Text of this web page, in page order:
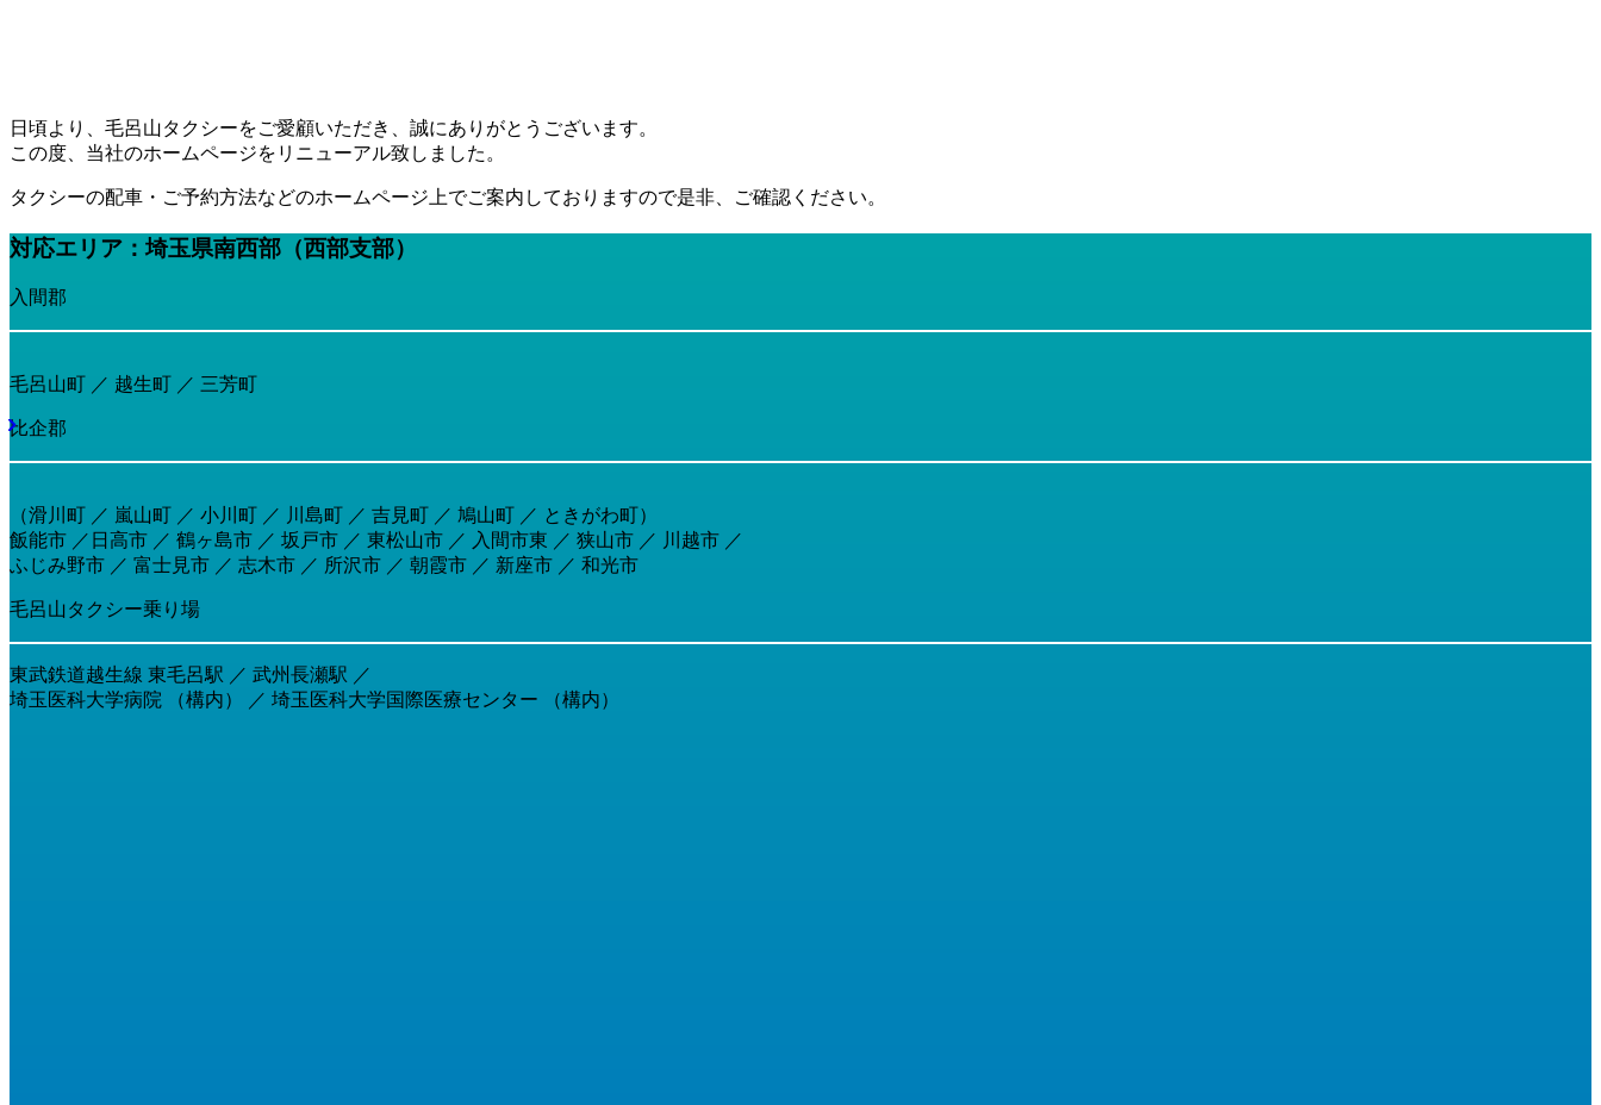
日頃より、毛呂山タクシーをご愛顧いただき、誠にありがとうございます。
この度、当社のホームページをリニューアル致しました。
タクシーの配車・ご予約方法などのホームページ上でご案内しておりますので是非、ご確認ください。
対応エリア：埼玉県南西部（西部支部）
入間郡
毛呂山町 ／ 越生町 ／ 三芳町
比企郡
（滑川町 ／ 嵐山町 ／ 小川町 ／ 川島町 ／ 吉見町 ／ 鳩山町 ／ ときがわ町）
飯能市 ／日高市 ／ 鶴ヶ島市 ／ 坂戸市 ／ 東松山市 ／ 入間市東 ／ 狭山市 ／ 川越市 ／
ふじみ野市 ／ 富士見市 ／ 志木市 ／ 所沢市 ／ 朝霞市 ／ 新座市 ／ 和光市
毛呂山タクシー乗り場
東武鉄道越生線 東毛呂駅 ／ 武州長瀬駅 ／
埼玉医科大学病院 （構内） ／ 埼玉医科大学国際医療センター （構内）